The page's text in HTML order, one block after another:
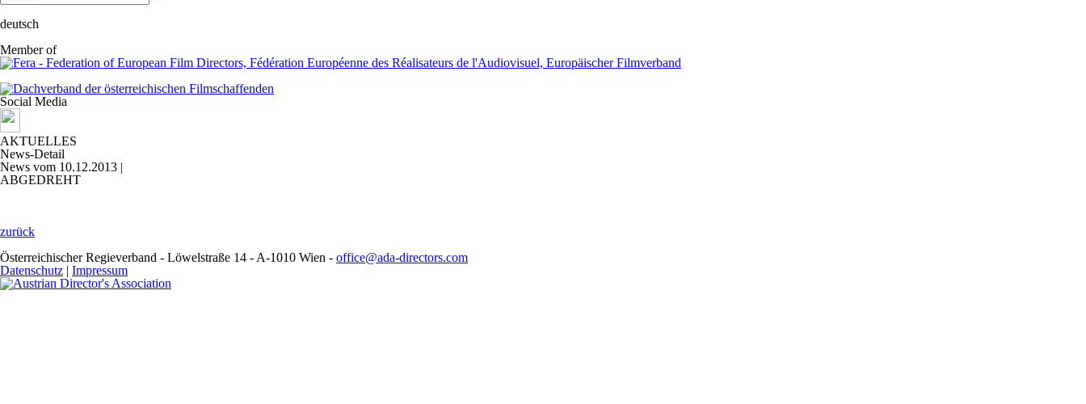
deutsch
Member of
Social Media
AKTUELLES
News-Detail
News vom 10.12.2013 |
ABGEDREHT
zurück
Österreichischer Regieverband - Löwelstraße 14 - A-1010 Wien - office@ada-directors.com
Datenschutz | Impressum